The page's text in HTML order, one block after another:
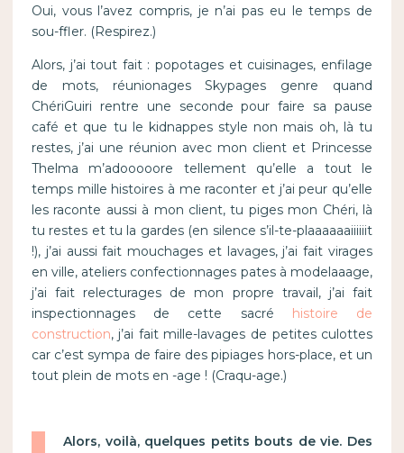
Oui, vous l’avez compris, je n’ai pas eu le temps de
sou-ffler. (Respirez.)
Alors, j’ai tout fait : popotages et cuisinages, enfilage
de mots, réunionages Skypages genre quand
ChériGuiri rentre une seconde pour faire sa pause
café et que tu le kidnappes style non mais oh, là tu
restes, j’ai une réunion avec mon client et Princesse
Thelma m’adooooore tellement qu’elle a tout le
temps mille histoires à me raconter et j’ai peur qu’elle
les raconte aussi à mon client, tu piges mon Chéri, là
tu restes et tu la gardes (en silence s’il-te-plaaaaaaiiiiiit
!), j’ai aussi fait mouchages et lavages, j’ai fait virages
en ville, ateliers confectionnages pates à modelaaage,
j’ai fait relecturages de mon propre travail, j’ai fait
inspectionnages de cette sacré
histoire de
construction, j’ai fait mille-lavages de petites culottes
car c’est sympa de faire des pipiages hors-place, et un
tout plein de mots en -age ! (Craqu-age.)
Alors, voilà, quelques petits bouts de vie. Des